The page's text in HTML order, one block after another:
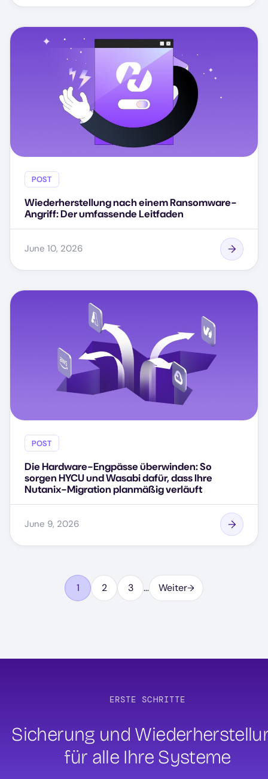
POST
Wiederherstellung nach einem Ransomware-
Angriff: Der umfassende Leitfaden
June 10, 2026
POST
Die Hardware-Engpässe überwinden: So
sorgen HYCU und Wasabi dafür, dass Ihre
Nutanix-Migration planmäßig verläuft
June 9, 2026
PaginationSeite
1 Seite
2 Seite
3 … Weiter
ERSTE SCHRITTE
Sicherung und
für alle Ihre Systeme